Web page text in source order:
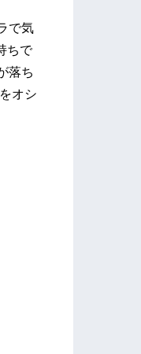
で気
ちで
落ち
オシ